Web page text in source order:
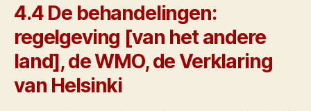
4.4 De behandelingen:
regelgeving [van het andere
land], de WMO, de Verklaring
van Helsinki